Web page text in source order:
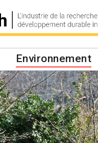
Environnement